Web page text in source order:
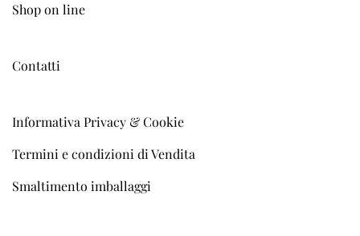
Shop on line
Contatti
Informativa Privacy & Cookie
Termini e condizioni di Vendita
Smaltimento imballaggi